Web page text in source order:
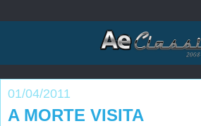
01/04/2011
A MORTE VISITA